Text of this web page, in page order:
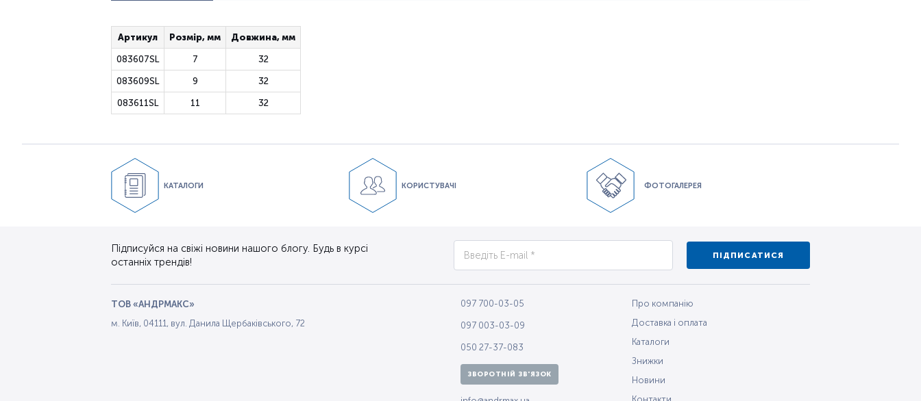
Артикул Розмір, мм Довжина, мм
083607SL 7 32
083609SL 9 32
083611SL 11 32
КАТАЛОГИ КОРИСТУВАЧІ ФОТОГАЛЕРЕЯ
Підписуйся на свіжі новини нашого блогу. Будь в курсі
останніх трендів!
ПІДПИСАТИСЯ
ТОВ «АНДРМАКС»
м. Київ, 04111, вул. Данила Щербаківського, 72
097 700-03-05
097 003-03-09
050 27-37-083
ЗВОРОТНІЙ ЗВ'ЯЗОК
Про компанію
Доставка і оплата
Каталоги
Знижки
Новини